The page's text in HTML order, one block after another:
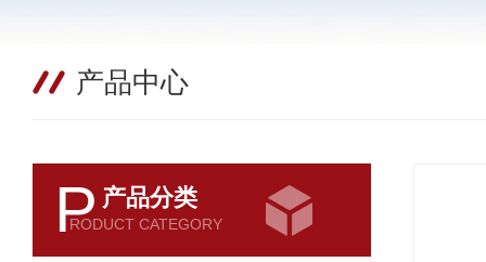
产品中心
P 产品分类
RODUCT CATEGORY